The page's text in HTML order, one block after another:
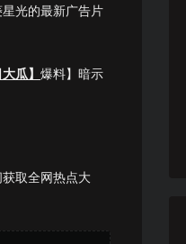
光的最新广告片
大瓜】 爆料】暗示
取全网热点大